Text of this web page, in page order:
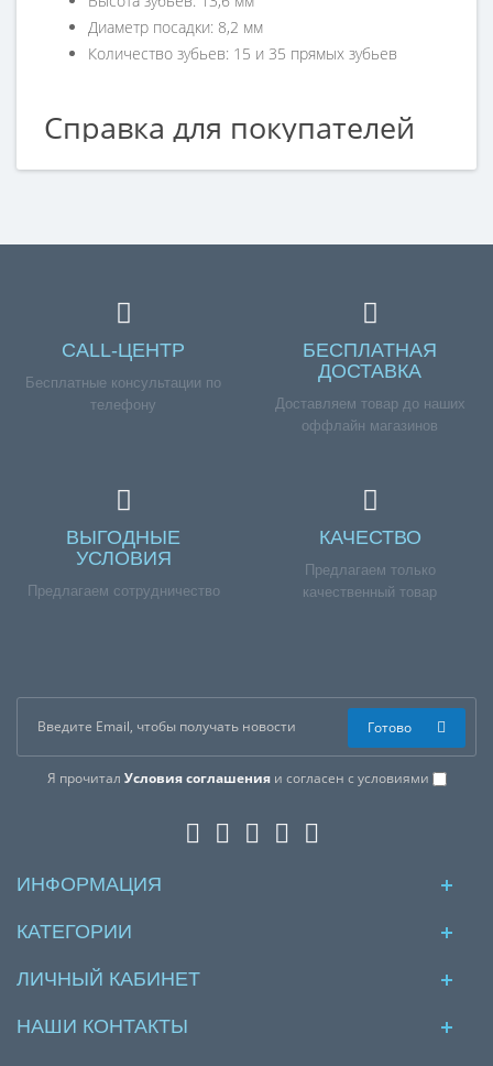
Диаметр посадки: 8,2 мм
Количество зубьев: 15 и 35 прямых зубьев
Справка для покупателей
Если вы хотите купить «Шестерня мясорубки Saturn,
менеджерам по номеру телефона +7 (960) 579-09-09.
CALL-ЦЕНТР
Бесплатные консультации по
телефону
БЕСПЛАТНАЯ
ДОСТАВКА
Доставляем товар до наших
оффлайн магазинов
ВЫГОДНЫЕ
УСЛОВИЯ
Предлагаем сотрудничество
КАЧЕСТВО
Предлагаем только
качественный товар
Я прочитал Условия соглашенияи согласен с условиями
Готово
ИНФОРМАЦИЯ
КАТЕГОРИИ
ЛИЧНЫЙ КАБИНЕТ
НАШИ КОНТАКТЫ